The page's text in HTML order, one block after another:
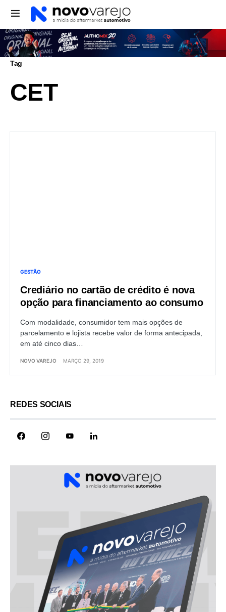
Tag
CET
GESTÃO
Crediário no cartão de crédito é nova
opção para financiamento ao consumo
Com modalidade, consumidor tem mais opções de
parcelamento e lojista recebe valor de forma antecipada,
em até cinco dias…
NOVO VAREJO MARÇO 29, 2019
REDES SOCIAIS